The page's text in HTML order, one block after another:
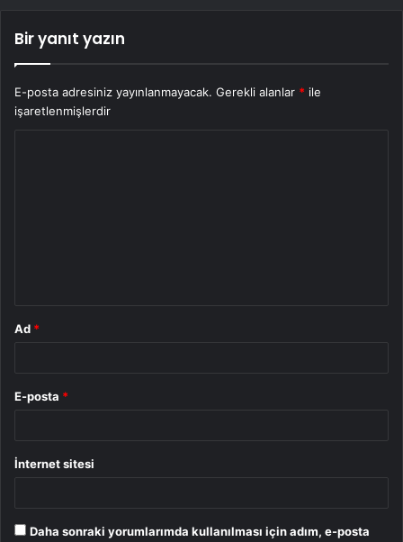
Bir yanıt yazın
E-posta adresiniz yayınlanmayacak. Gerekli alanlar * ile
işaretlenmişlerdir
Ad *
E-posta *
İnternet sitesi
Daha sonraki yorumlarımda kullanılması için adım, e-posta